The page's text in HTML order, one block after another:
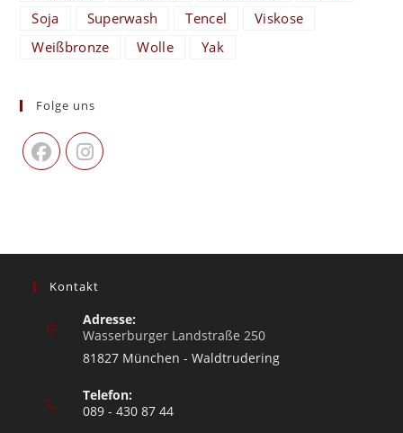
Soja
Superwash Tencel
Viskose
Weißbronze
Wolle Yak
Folge uns
Kontakt
Adresse:
Wasserburger Landstraße 250
81827 München - Waldtrudering
Telefon:
089 - 430 87 44